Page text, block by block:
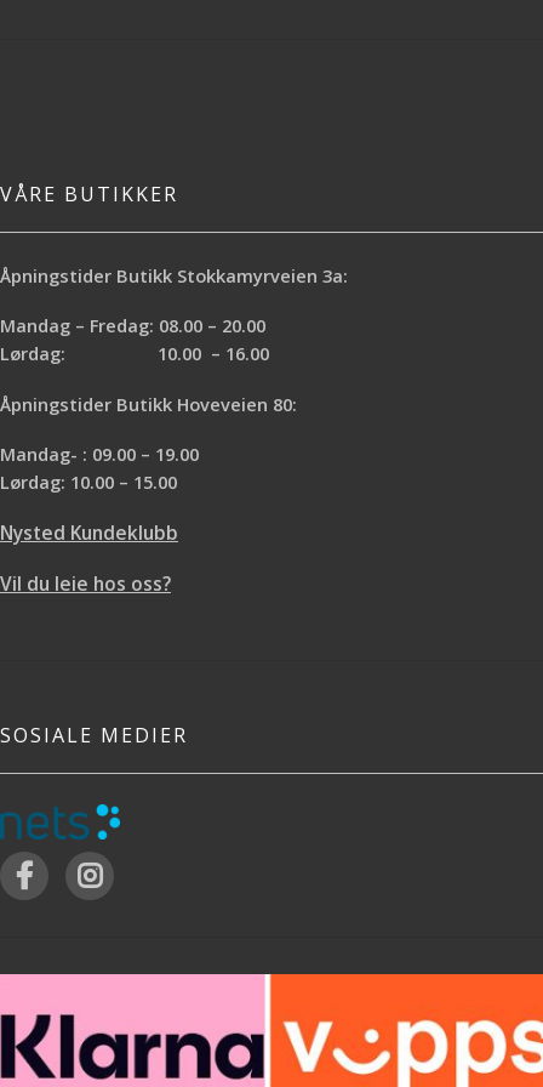
VÅRE BUTIKKER
Åpningstider Butikk Stokkamyrveien 3a:
Mandag – Fredag: 08.00 – 20.00
Lørdag: 10.00 – 16.00
Åpningstider Butikk Hoveveien 80:
Mandag- : 09.00 – 19.00
Lørdag: 10.00 – 15.00
Nysted Kundeklubb
Vil du leie hos oss?
SOSIALE MEDIER